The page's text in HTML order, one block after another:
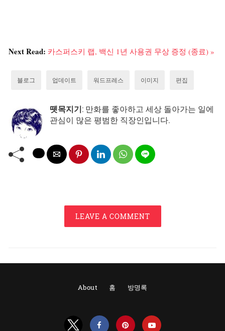
Next Read: 카스퍼스키 랩, 백신 1년 사용권 무상 증정 (종료) »
블로그 업데이트 워드프레스 이미지 편집
뗏목지기: 만화를 좋아하고 세상 돌아가는 일에
관심이 많은 평범한 직장인입니다.
LEAVE A COMMENT
About 홈 방명록